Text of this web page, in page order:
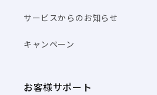
サービスからのお知らせ
キャンペーン
お客様サポート